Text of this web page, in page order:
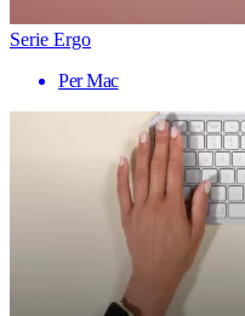
Serie Ergo
Per Mac